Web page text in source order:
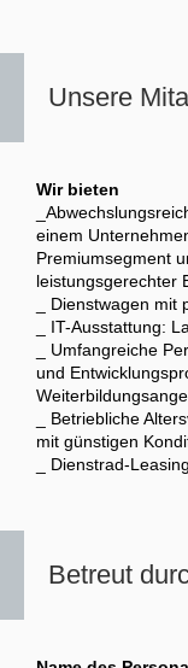
Unsere
Wir bieten
einem
Premiumsegment
leistungsgerechter
_ Dienstwagen mit
_ IT-Ausstattung:
_ Umfangreiche
und
_ Betriebliche
mit günstigen
_ Dienstrad-
Betreut